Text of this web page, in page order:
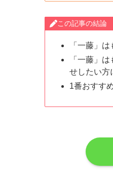
この記事の結論
「一藤」
「一藤」
せしたい方
1番おすす